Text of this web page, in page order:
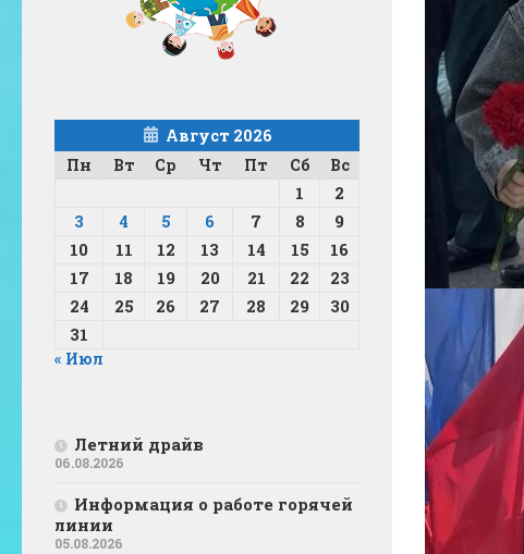
Август 2026
Пн
Вт Ср Чт Пт Сб Вс
1
2
3
4 5 6 7 8
9
10
11 12 13 14 15
16
17
18 19 20 21 22
23
24
25 26 27 28 29
30
31
« Июл
Летний драйв
06.08.2026
Информация о работе горячей
линии
05.08.2026